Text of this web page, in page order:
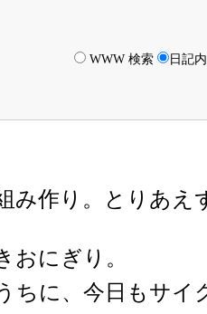
WWW 検索 日記
み作り。とりあえ
にぎり。
ちに、今日もサイ